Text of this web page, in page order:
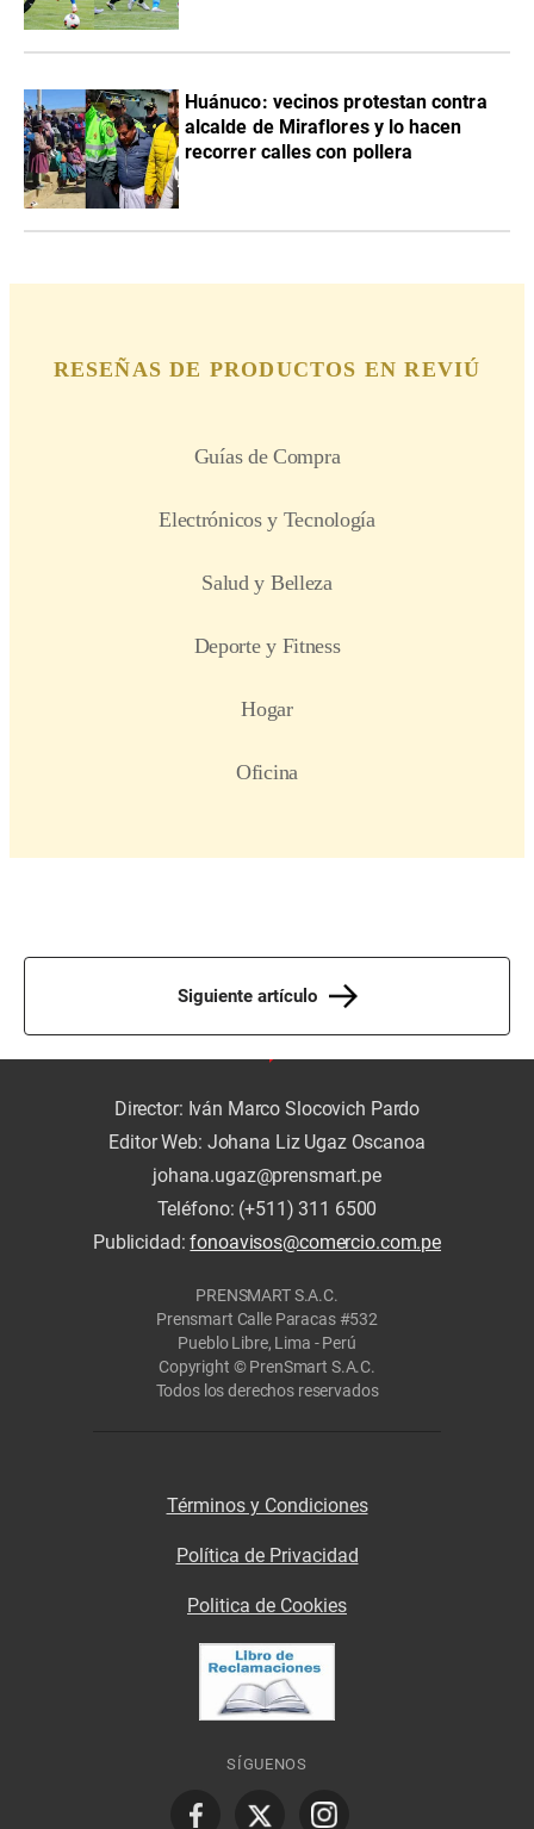
Huánuco: vecinos protestan contra
alcalde de Miraflores y lo hacen
recorrer calles con pollera
Siguiente artículo
Director: Iván Marco Slocovich Pardo
Editor Web: Johana Liz Ugaz Oscanoa
johana.ugaz@prensmart.pe
Teléfono: (+511) 311 6500
Publicidad:fonoavisos@comercio.com.pe
PRENSMART S.A.C.
Prensmart Calle Paracas #532
Pueblo Libre, Lima - Perú
Copyright © PrenSmart S.A.C.
Todos los derechos reservados
Términos y Condiciones
Política de Privacidad
Politica de Cookies
SÍGUENOS